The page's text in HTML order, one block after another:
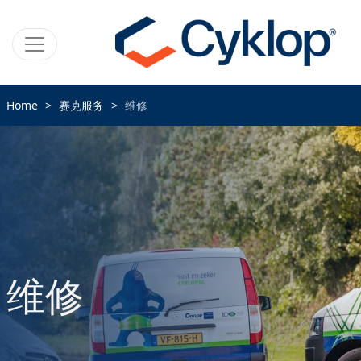
Home 赛克服务 维修
维修